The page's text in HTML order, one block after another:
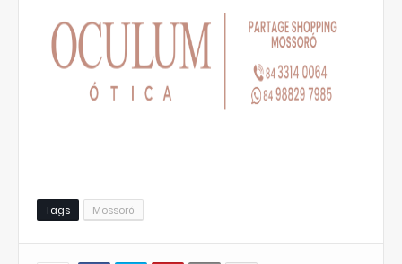
Tags Mossoró